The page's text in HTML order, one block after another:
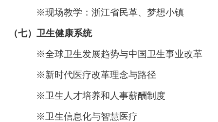
※现场教学：浙江省民革、梦想小镇
（七）卫生健康系统
※全球卫生发展趋势与中国卫生事业改革
※新时代医疗改革理念与路径
※卫生人才培养和人事薪酬制度
※卫生信息化与智慧医疗